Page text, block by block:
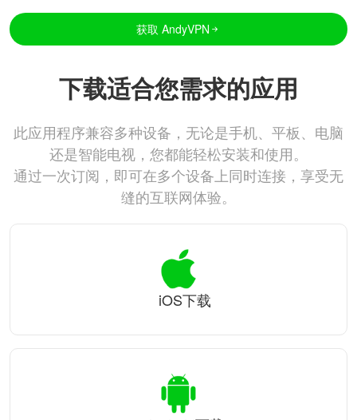
获取 AndyVPN
下载适合您需求的应用
此应用程序兼容多种设备，无论是手机、平板、电脑
还是智能电视，您都能轻松安装和使用。
通过一次订阅，即可在多个设备上同时连接，享受无
缝的互联网体验。
iOS下载